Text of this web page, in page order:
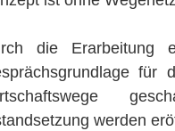
die Erarbeitung
für
werden